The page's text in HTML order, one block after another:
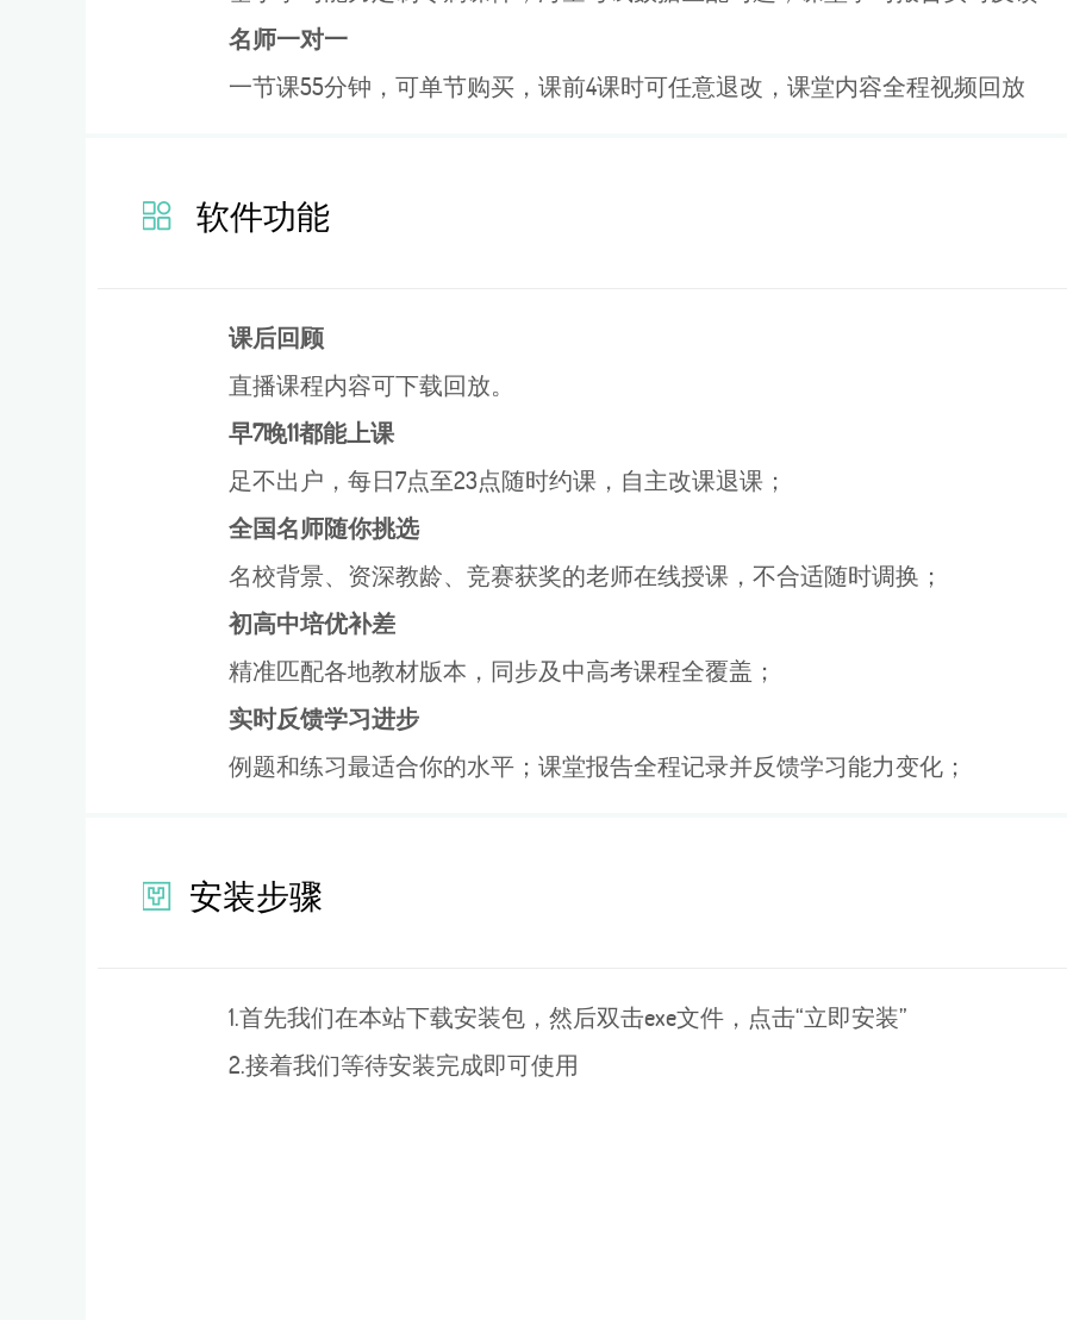
名师一对一
一节课55分钟，可单节购买，课前4课时可任意退改，课堂内容全程视频回放
软件功能
课后回顾
直播课程内容可下载回放。
早7晚11都能上课
足不出户，每日7点至23点随时约课，自主改课退课；
全国名师随你挑选
名校背景、资深教龄、竞赛获奖的老师在线授课，不合适随时调换；
初高中培优补差
精准匹配各地教材版本，同步及中高考课程全覆盖；
实时反馈学习进步
例题和练习最适合你的水平；课堂报告全程记录并反馈学习能力变化；
安装步骤
1.首先我们在本站下载安装包，然后双击exe文件，点击“立即安装”
2.接着我们等待安装完成即可使用